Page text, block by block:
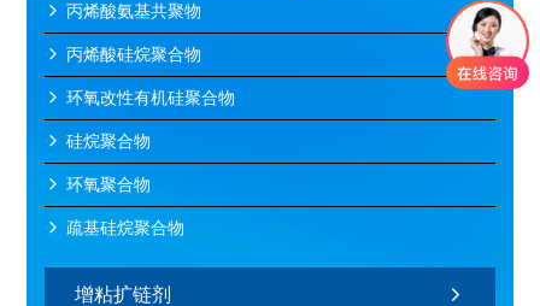
丙烯酸氨基共聚物
丙烯酸硅烷聚合物
环氧改性有机硅聚合物
硅烷聚合物
环氧聚合物
疏基硅烷聚合物
增粘扩链剂